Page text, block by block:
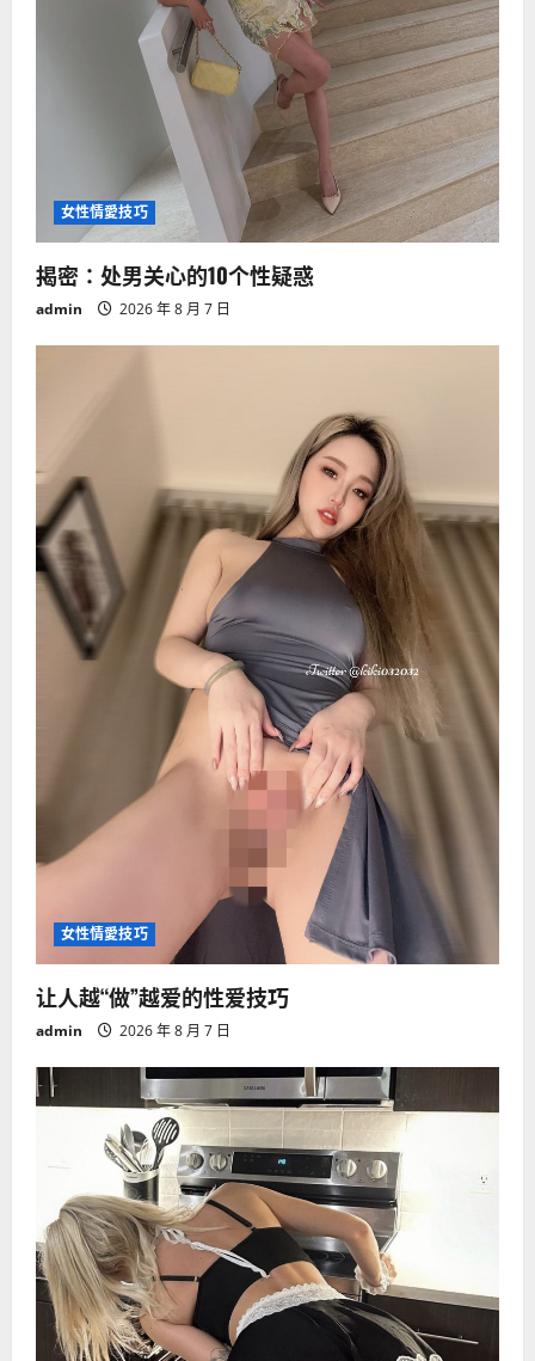
女性情愛技巧
揭密：处男关心的10个性疑惑
admin 2026 年 8 月 7 日
女性情愛技巧
让人越“做”越爱的性爱技巧
admin 2026 年 8 月 7 日